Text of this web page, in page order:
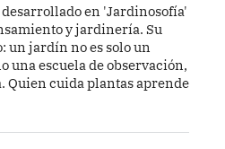
desarrollado en 'Jardinosofía'
y jardinería. Su
un jardín no es solo un
una escuela de observación,
Quien cuida plantas aprende